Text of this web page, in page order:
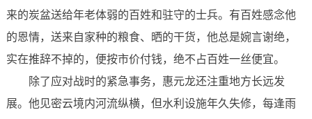
来的炭盆送给年老体弱的百姓和驻守的士兵。有百姓感念他
的恩情，送来自家种的粮食、晒的干货，他总是婉言谢绝，
实在推辞不掉的，便按市价付钱，绝不占百姓一丝便宜。
除了应对战时的紧急事务，惠元龙还注重地方长远发
展。他见密云境内河流纵横，但水利设施年久失修，每逢雨